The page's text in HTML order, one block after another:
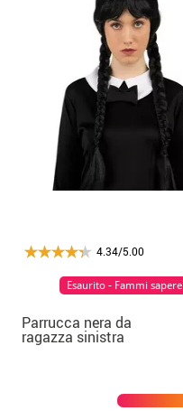
4.34/5.00
Parrucca nera da
ragazza sinistra
intrecciata
Esaurito - Fammi sapere